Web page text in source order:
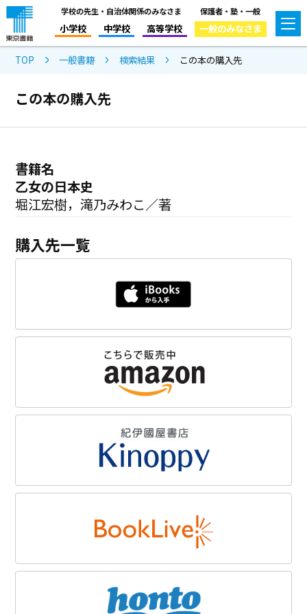
学校の先生・自治体関係のみなさま
小学校 中学校 高等学校
保護者・塾・一般
一般のみなさま
TOP 一般書籍 検索結果 この本の購入先
この本の購入先
書籍名
乙女の日本史
堀江宏樹，滝乃みわこ／著
購入先一覧